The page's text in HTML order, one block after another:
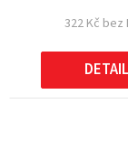
322 Kč bez
DETAIL